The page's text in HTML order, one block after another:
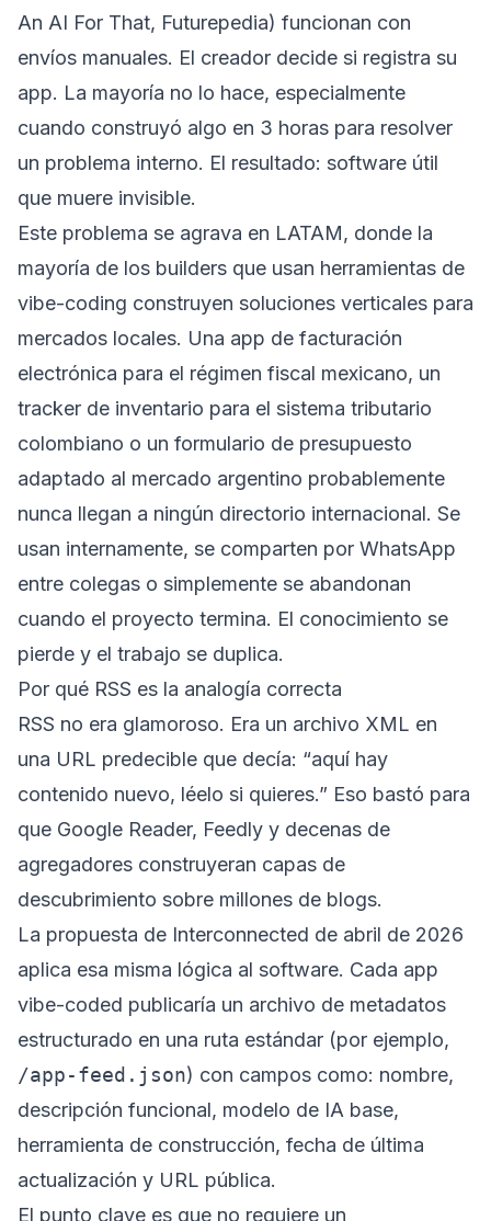
An AI For That, Futurepedia) funcionan con
envíos manuales. El creador decide si registra su
app. La mayoría no lo hace, especialmente
cuando construyó algo en 3 horas para resolver
un problema interno. El resultado: software útil
que muere invisible.
Este problema se agrava en LATAM, donde la
mayoría de los builders que usan herramientas de
vibe-coding construyen soluciones verticales para
mercados locales. Una app de facturación
electrónica para el régimen fiscal mexicano, un
tracker de inventario para el sistema tributario
colombiano o un formulario de presupuesto
adaptado al mercado argentino probablemente
nunca llegan a ningún directorio internacional. Se
usan internamente, se comparten por WhatsApp
entre colegas o simplemente se abandonan
cuando el proyecto termina. El conocimiento se
pierde y el trabajo se duplica.
Por qué RSS es la analogía correcta
RSS no era glamoroso. Era un archivo XML en
una URL predecible que decía: “aquí hay
contenido nuevo, léelo si quieres.” Eso bastó para
que Google Reader, Feedly y decenas de
agregadores construyeran capas de
descubrimiento sobre millones de blogs.
La propuesta de Interconnected de abril de 2026
aplica esa misma lógica al software. Cada app
vibe-coded publicaría un archivo de metadatos
estructurado en una ruta estándar (por ejemplo,
/app-feed.json) con campos como: nombre,
descripción funcional, modelo de IA base,
herramienta de construcción, fecha de última
actualización y URL pública.
El punto clave es que no requiere un